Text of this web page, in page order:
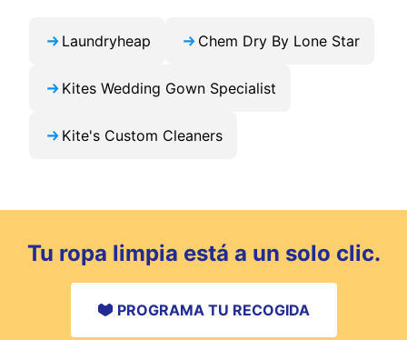
Laundryheap Chem Dry By Lone Star
Kites Wedding Gown Specialist
Kite's Custom Cleaners
Tu ropa limpia está a un solo clic.
PROGRAMA TU RECOGIDA